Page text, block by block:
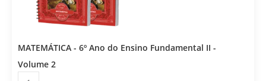
MATEMÁTICA - 6º Ano do Ensino Fundamental II -
Volume 2